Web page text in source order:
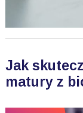
Jak
matury z